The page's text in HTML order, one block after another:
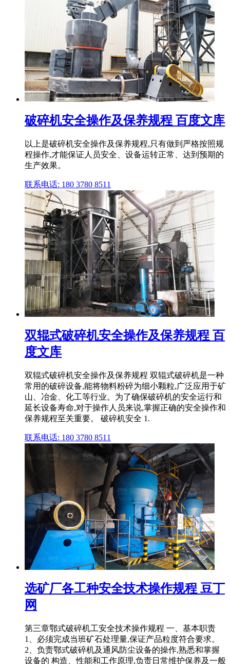
破碎机安全操作及保养规程 百度文库
以上是破碎机安全操作及保养规程,只有做到严格按照规
程操作,才能保证人员安全、设备运转正常、达到预期的
生产效果。
联系电话: 180 3780 8511
双辊式破碎机安全操作及保养规程 百
度文库
双辊式破碎机安全操作及保养规程 双辊式破碎机是一种
常用的破碎设备,能将物料粉碎为细小颗粒,广泛应用于矿
山、冶金、化工等行业。为了确保破碎机的安全运行和
延长设备寿命,对于操作人员来说,掌握正确的安全操作和
保养规程至关重要。 破碎机安全 1.
联系电话: 180 3780 8511
选矿厂各工种安全技术操作规程 豆丁
网
第三章鄂式破碎机工安全技术操作规程 一、基本职责
1、必须完成当班矿石处理量,保证产品粒度符合要求。
2、负责鄂式破碎机及通风防尘设备的操作,熟悉和掌握
设备的 构造、性能和工作原理,负责日常维护保养及一般